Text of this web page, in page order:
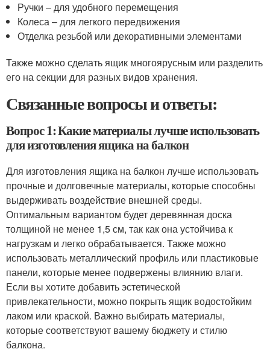
Ручки – для удобного перемещения
Колеса – для легкого передвижения
Отделка резьбой или декоративными элементами
Также можно сделать ящик многоярусным или разделить
его на секции для разных видов хранения.
Связанные вопросы и ответы:
Вопрос 1: Какие материалы лучше использовать
для изготовления ящика на балкон
Для изготовления ящика на балкон лучше использовать
прочные и долговечные материалы, которые способны
выдерживать воздействие внешней среды.
Оптимальным вариантом будет деревянная доска
толщиной не менее 1,5 см, так как она устойчива к
нагрузкам и легко обрабатывается. Также можно
использовать металлический профиль или пластиковые
панели, которые менее подвержены влиянию влаги.
Если вы хотите добавить эстетической
привлекательности, можно покрыть ящик водостойким
лаком или краской. Важно выбирать материалы,
которые соответствуют вашему бюджету и стилю
балкона.